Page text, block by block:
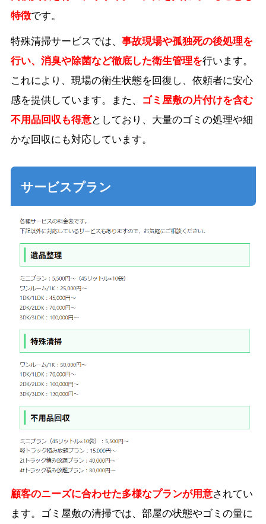
特徴です。
特殊清掃サービスでは、 事故現場や孤独死の後処理を
行い、消臭や除菌など徹底した衛生管理を行います。
これにより、現場の衛生状態を回復し、依頼者に安心
感を提供しています。また、
ゴミ屋敷の片付けを含む
不用品回収も得意としており、大量のゴミの処理や細
かな回収にも対応しています。
サービスプラン
顧客のニーズに合わせた多様なプランが用意されてい
ます。ゴミ屋敷の清掃では、部屋の状態やゴミの量に